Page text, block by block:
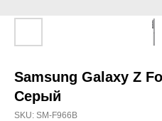
Samsung Galaxy Z
Серый
SKU: SM-F966B